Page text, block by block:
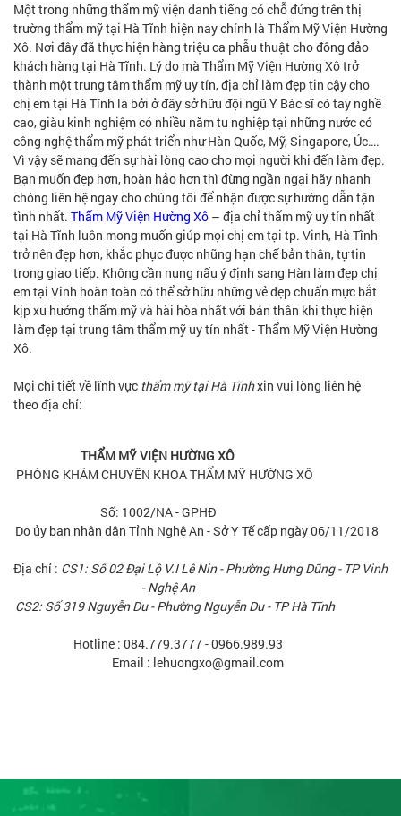
Một trong những thẩm mỹ viện danh tiếng có chỗ đứng trên thị
trường thẩm mỹ tại Hà Tĩnh hiện nay chính là Thẩm Mỹ Viện Hường
Xô. Nơi đây đã thực hiện hàng triệu ca phẫu thuật cho đông đảo
khách hàng tại Hà Tĩnh. Lý do mà Thẩm Mỹ Viện Hường Xô trở
thành một trung tâm thẩm mỹ uy tín, địa chỉ làm đẹp tin cậy cho
chị em tại Hà Tĩnh là bởi ở đây sở hữu đội ngũ Y Bác sĩ có tay nghề
cao, giàu kinh nghiệm có nhiều năm tu nghiệp tại những nước có
công nghệ thẩm mỹ phát triển như Hàn Quốc, Mỹ, Singapore, Úc….
Vì vậy sẽ mang đến sự hài lòng cao cho mọi người khi đến làm đẹp.
Bạn muốn đẹp hơn, hoàn hảo hơn thì đừng ngần ngại hãy nhanh
chóng liên hệ ngay cho chúng tôi để nhận được sự hướng dẫn tận
tình nhất. Thẩm Mỹ Viện Hường Xô – địa chỉ thẩm mỹ uy tín nhất
tại Hà Tĩnh luôn mong muốn giúp mọi chị em tại tp. Vinh, Hà Tĩnh
trở nên đẹp hơn, khắc phục được những hạn chế bản thân, tự tin
trong giao tiếp. Không cần nung nấu ý định sang Hàn làm đẹp chị
em tại Vinh hoàn toàn có thể sở hữu những vẻ đẹp chuẩn mực bắt
kịp xu hướng thẩm mỹ và hài hòa nhất với bản thân khi thực hiện
làm đẹp tại trung tâm thẩm mỹ uy tín nhất - Thẩm Mỹ Viện Hường
Xô.
Mọi chi tiết về lĩnh vực thẩm mỹ tại Hà Tĩnhxin vui lòng liên hệ
theo địa chỉ:
THẨM MỸ VIỆN HƯỜNG XÔ
PHÒNG KHÁM CHUYÊN KHOA THẨM MỸ HƯỜNG XÔ
Số: 1002/NA - GPHĐ
Do ủy ban nhân dân Tỉnh Nghệ An - Sở Y Tế cấp ngày 06/11/2018
Địa chỉ : CS1: Số 02 Đại Lộ V.I Lê Nin - Phường Hưng Dũng - TP Vinh
- Nghệ An
CS2: Số 319 Nguyễn Du - Phường Nguyễn Du - TP Hà Tĩnh
Hotline : 084.779.3777 - 0966.989.93
Email : lehuongxo@gmail.com